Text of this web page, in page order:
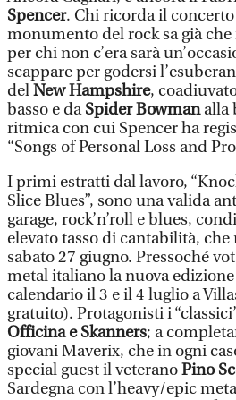
Spencer. Chi ricorda il
monumento del rock sa già
per chi non c’era sarà
scappare per godersi
delNew Hampshire,
basso e daSpider Bowmanalla
ritmica con cui Spencer ha
“Songs of Personal Loss and
I primi estratti dal lavoro,
Slice Blues”, sono una valida
garage, rock’n’roll e blues,
elevato tasso di cantabilità,
sabato 27 giugno. Pressoché
metal italiano la nuova
calendario il 3 e il 4 luglio a
gratuito). Protagonisti i
Officina e Skanners; a
giovani Maverix, che in ogni
special guest il veteranoPino
Sardegna con l’heavy/epic